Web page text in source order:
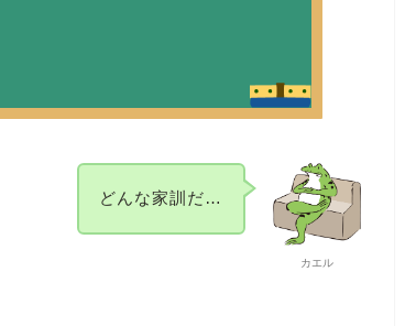
カエル
どんな家訓だ…